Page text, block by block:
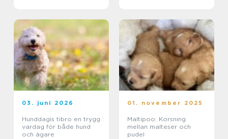
03. juni 2026
Hunddagis tibro en trygg
vardag för både hund
och ägare
01. november 2025
Maltipoo: Korsning
mellan malteser och
pudel